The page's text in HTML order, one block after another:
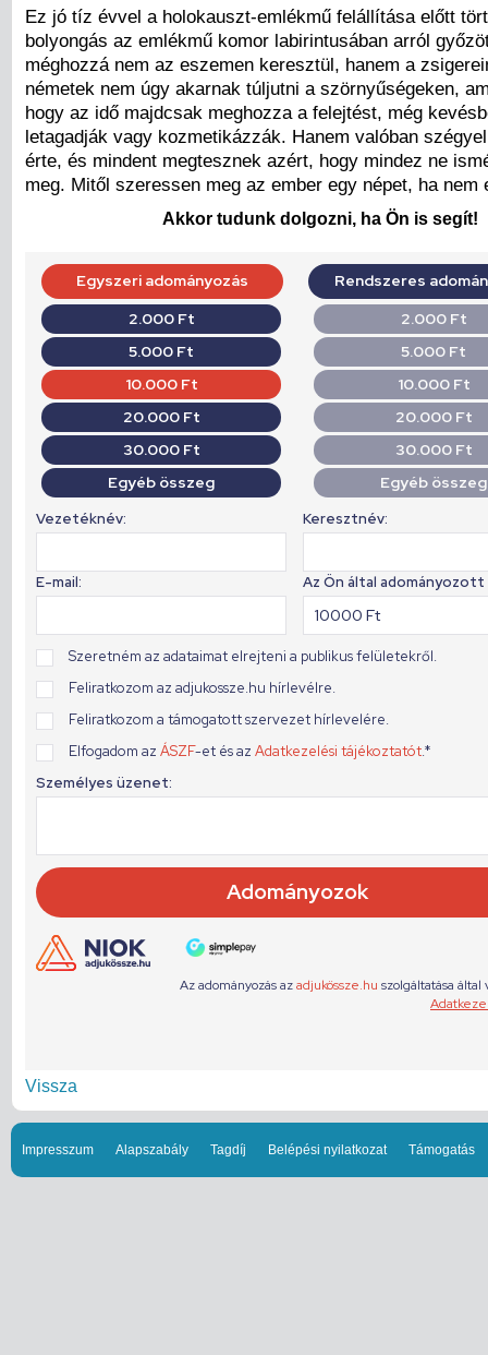
Ez jó tíz évvel a holokauszt-emlékmű felállítása előtt
bolyongás az emlékmű komor labirintusában arról
méghozzá nem az eszemen keresztül, hanem a
németek nem úgy akarnak túljutni a szörnyűségeken,
hogy az idő majdcsak meghozza a felejtést, még
letagadják vagy kozmetikázzák. Hanem valóban
érte, és mindent megtesznek azért, hogy mindez ne
meg. Mitől szeressen meg az ember egy népet, ha nem
Akkor tudunk dolgozni, ha Ön is segít!
Vissza
Impresszum Alapszabály Tagdíj Belépési nyilatkozat Támogatás